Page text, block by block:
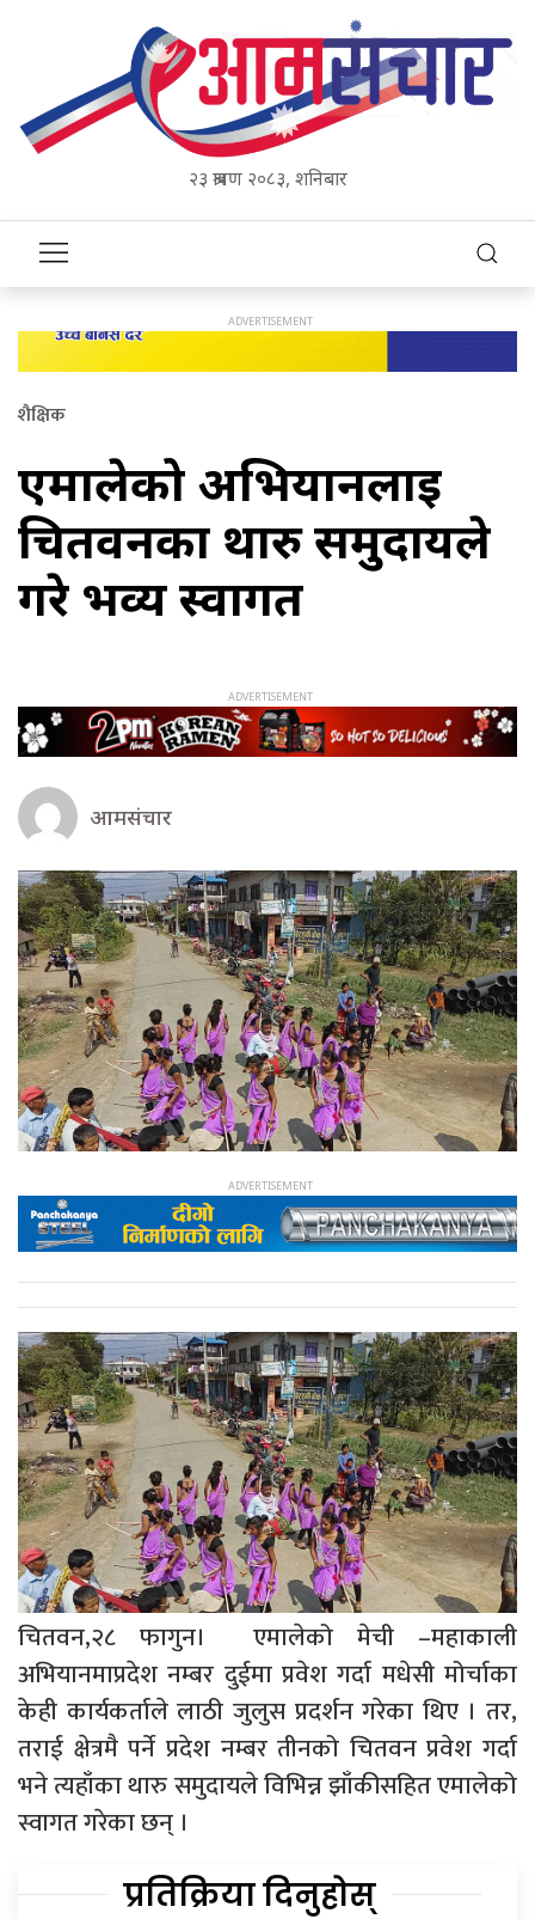
२३ श्रावण २०८३, शनिबार
शैक्षिक
एमालेको अभियानलाई
चितवनका थारु समुदायले
गरे भव्य स्वागत
आमसंचार
चितवन,२८ फागुन। एमालेको मेची –महाकाली
अभियानमाप्रदेश नम्बर दुईमा प्रवेश गर्दा मधेसी मोर्चाका
केही कार्यकर्ताले लाठी जुलुस प्रदर्शन गरेका थिए । तर,
तराई क्षेत्रमै पर्ने प्रदेश नम्बर तीनको चितवन प्रवेश गर्दा
भने त्यहाँका थारु समुदायले विभिन्न झाँकीसहित एमालेको
स्वागत गरेका छन् ।
प्रतिक्रिया दिनुहोस्